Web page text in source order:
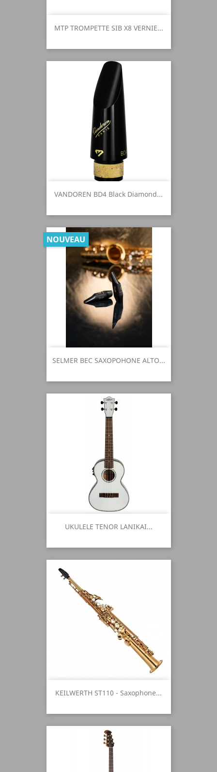
MTP TROMPETTE SIB X8 VERNIE...
VANDOREN BD4 Black Diamond...
SELMER BEC SAXOPOHONE ALTO...
NOUVEAU
UKULELE TENOR LANIKAI...
KEILWERTH ST110 - Saxophone...